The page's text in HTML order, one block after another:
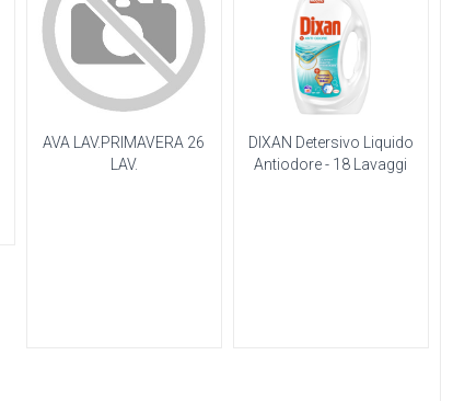
AVA LAV.PRIMAVERA 26
LAV.
DIXAN Detersivo Liquido
Antiodore - 18 Lavaggi